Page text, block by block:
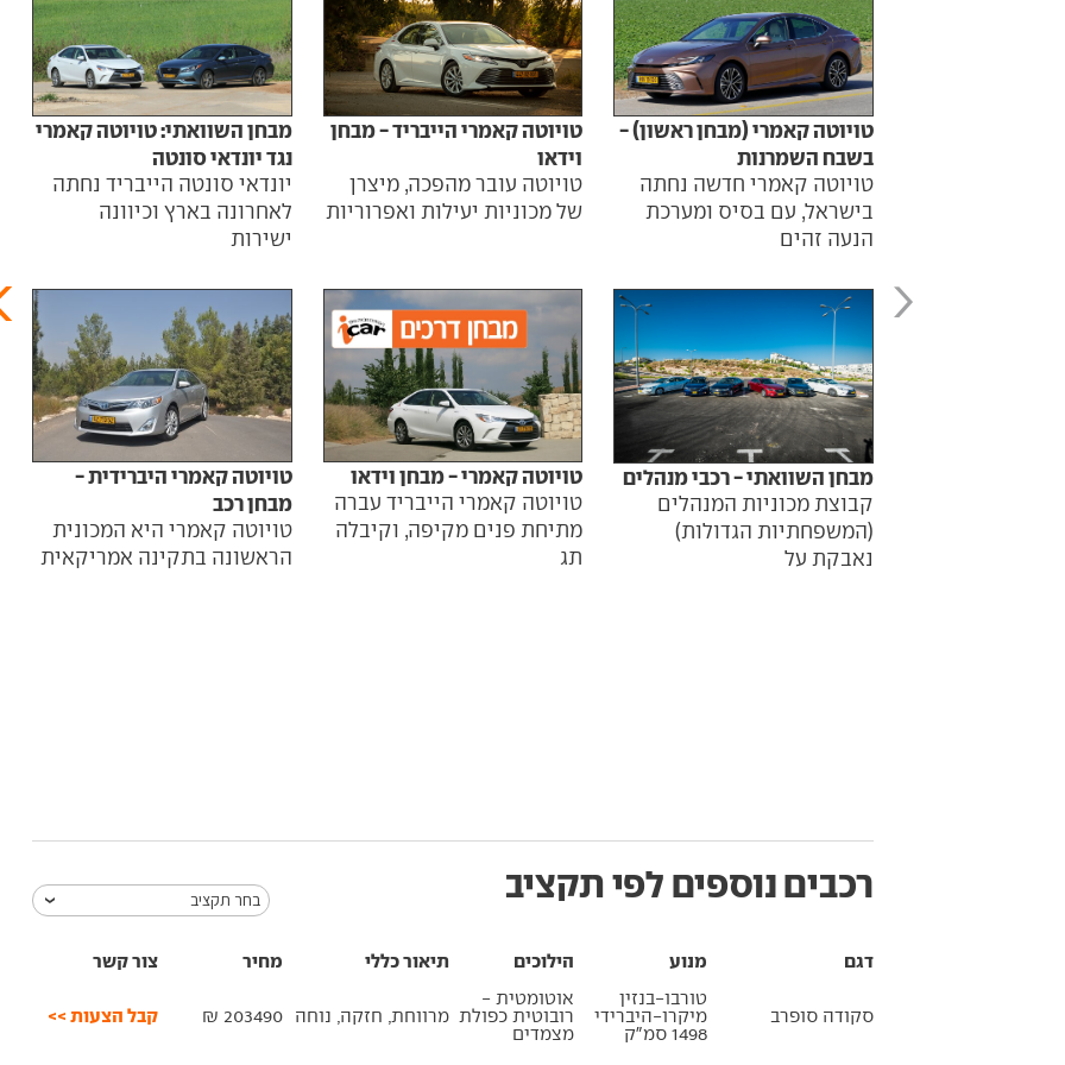
טויוטה קאמרי (מבחן ראשון) -
בשבח השמרנות
טויוטה קאמרי חדשה נחתה
בישראל, עם בסיס ומערכת
הנעה זהים
טויוטה קאמרי הייבריד - מבחן
וידאו
טויוטה עובר מהפכה, מיצרן
של מכוניות יעילות ואפרוריות
מבחן השוואתי: טויוטה קאמרי
נגד יונדאי סונטה
יונדאי סונטה הייבריד נחתה
לאחרונה בארץ וכיוונה
ישירות
מבחן השוואתי - רכבי מנהלים
קבוצת מכוניות המנהלים
(המשפחתיות הגדולות)
נאבקת על
טויוטה קאמרי - מבחן וידאו
טויוטה קאמרי הייבריד עברה
מתיחת פנים מקיפה, וקיבלה
תג
טויוטה קאמרי היברידית -
מבחן רכב
טויוטה קאמרי היא המכונית
הראשונה בתקינה אמריקאית
רכבים נוספים לפי תקציב בחר תקציב
דגם מנוע הילוכים תיאור כללי מחיר צור קשר
סקודה סופרב
טורבו-בנזין
מיקרו-היברידי
1498 סמ״ק
אוטומטית -
רובוטית כפולת
מצמדים
מרווחת, חזקה, נוחה 203490 ₪ קבל הצעות >>